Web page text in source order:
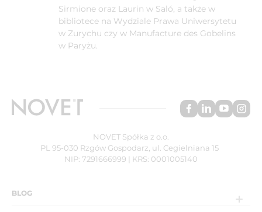
Sirmione oraz Laurin w Saló, a także w
bibliotece na Wydziale Prawa Uniwersytetu
w Zurychu czy w Manufacture des Gobelins
w Paryżu.
NOVET Spółka z o.o.
PL 95-030 Rzgów Gospodarz, ul. Cegielniana 15
NIP: 7291666999 | KRS: 0001005140
BLOG